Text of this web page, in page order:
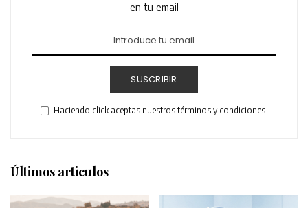
en tu email
SUSCRIBIR
Haciendo click aceptas nuestros términos y condiciones.
Últimos articulos